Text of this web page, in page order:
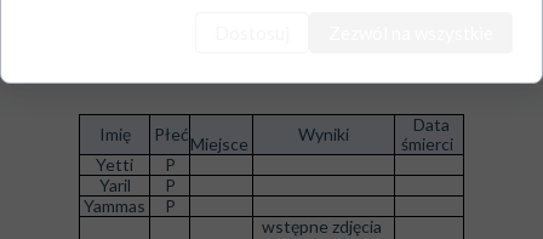
Imię PłećMiejsce Wyniki
Data
śmierci
Yetti
P
Yaril
P
Yammas
P
wstępne zdjęcia